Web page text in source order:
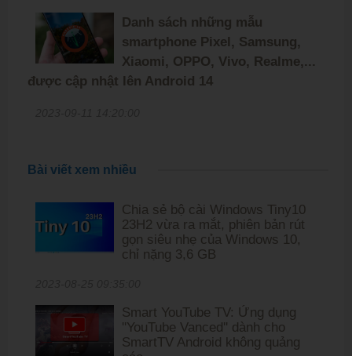
Danh sách những mẫu
smartphone Pixel, Samsung,
Xiaomi, OPPO, Vivo, Realme,...
được cập nhật lên Android 14
Bài viết xem nhiều
Chia sẻ bộ cài Windows Tiny10
23H2 vừa ra mắt, phiên bản rút
gọn siêu nhẹ của Windows 10,
chỉ nặng 3,6 GB
Smart YouTube TV: Ứng dụng
''YouTube Vanced'' dành cho
SmartTV Android không quảng